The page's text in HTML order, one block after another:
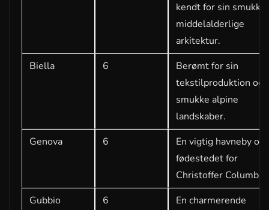
kendt for sin smukke
middelalderlige
arkitektur.
Biella
6
Berømt for sin
tekstilproduktion og
smukke alpine
landskaber.
Genova
6
En vigtig havneby og
fødestedet for
Christoffer
Gubbio
6
En charmerende